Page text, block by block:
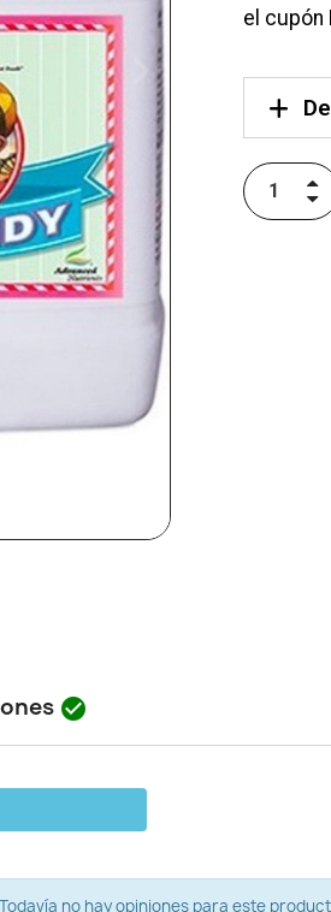
el cupón

Todavía no hay opiniones para este